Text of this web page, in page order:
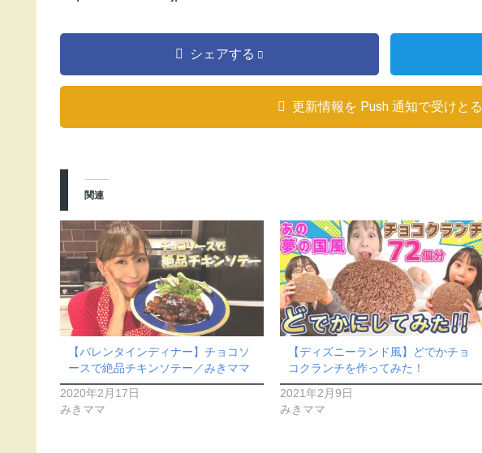
シェアする
更新情報を Push 通知で受けとる
関連
【バレンタインディナー】チョコソ
ースで絶品チキンソテー／みきママ
2020年2月17日
みきママ
【ディズニーランド風】どでかチョ
コクランチを作ってみた！
2021年2月9日
みきママ